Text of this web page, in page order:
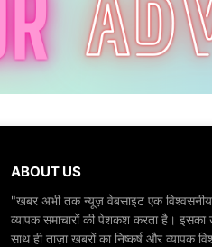
ABOUT US
"खबर अभी तक न्यूज़ वेबसाइट एक विश्वसनीय
व्यापक समाचारों की पेशकश करता है। इसका
साथ ही ताज़ा खबरों का निष्कर्ष और व्यापक